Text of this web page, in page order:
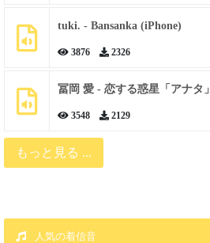
tuki. - Bansanka (iPhone)
3876 2326
冨岡 愛 - 恋する惑星「アナタ」
3548 2129
もっと見る ...
人気の着信音